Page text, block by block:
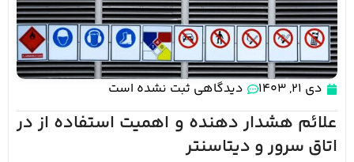
دی 21, 1403 دیدگاهی ثبت نشده است
علائم هشدار دهنده و اهمیت استفاده از در
اتاق سرور و دیتاسنتر